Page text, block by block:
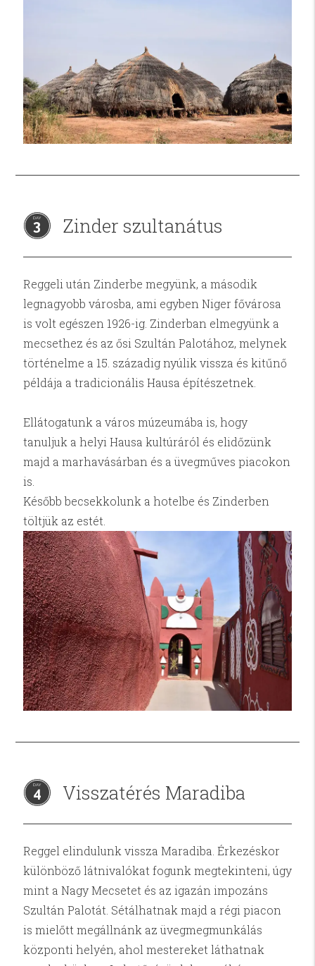
3 Zinder szultanátus
Reggeli után Zinderbe megyünk, a második
legnagyobb városba, ami egyben Niger fővárosa
is volt egészen 1926-ig. Zinderban elmegyünk a
mecsethez és az ősi Szultán Palotához, melynek
történelme a 15. századig nyúlik vissza és kitűnő
példája a tradicionális Hausa építészetnek.
Ellátogatunk a város múzeumába is, hogy
tanuljuk a helyi Hausa kultúráról és elidőzünk
majd a marhavásárban és a üvegműves piacokon
is.
Később becsekkolunk a hotelbe és Zinderben
töltjük az estét.
4 Visszatérés Maradiba
Reggel elindulunk vissza Maradiba. Érkezéskor
különböző látnivalókat fogunk megtekinteni, úgy
mint a Nagy Mecsetet és az igazán impozáns
Szultán Palotát. Sétálhatnak majd a régi piacon
is mielőtt megállnánk az üvegmegmunkálás
központi helyén, ahol mestereket láthatnak